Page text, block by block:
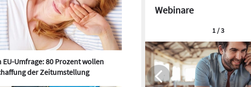
EU-Umfrage: 80 Prozent wollen
der Zeitumstellung
Webinare
1 / 3